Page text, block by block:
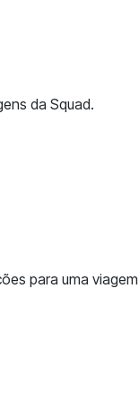
da Squad.
para uma